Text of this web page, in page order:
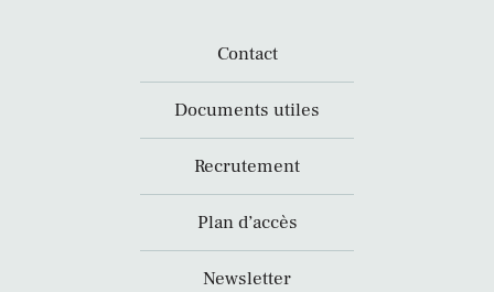
Contact
Documents utiles
Recrutement
Plan d’accès
Newsletter